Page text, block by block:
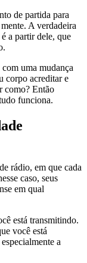
de partida para
A verdadeira
a partir dele, que
uma mudança
corpo acreditar e
como? Então
funciona.
rádio, em que cada
caso, seus
em qual
está transmitindo.
você está
a